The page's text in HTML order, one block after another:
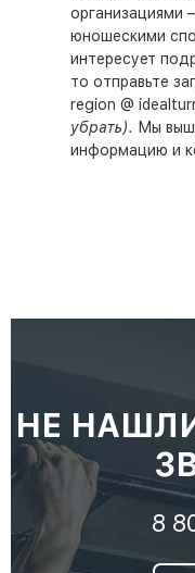
организациями
юношескими
интересует
то отправьте
region @
убрать). Мы
информацию и
НЕ
8